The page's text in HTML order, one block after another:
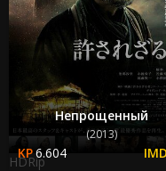
Непрощенный
(2013)
6.604
HDRip